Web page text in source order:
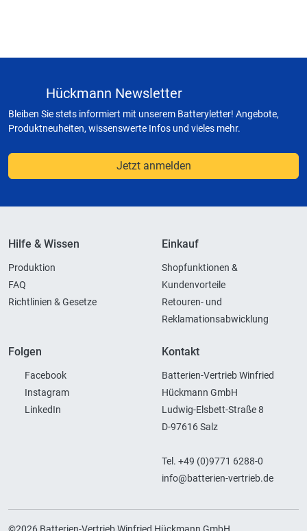
Hückmann Newsletter
Bleiben Sie stets informiert mit unserem Batteryletter! Angebote,
Produktneuheiten, wissenswerte Infos und vieles mehr.
Jetzt anmelden
Hilfe & Wissen
Produktion
FAQ
Richtlinien & Gesetze
Einkauf
Shopfunktionen &
Kundenvorteile
Retouren- und
Reklamationsabwicklung
Folgen
Facebook
Instagram
LinkedIn
Kontakt
Batterien-Vertrieb Winfried
Hückmann GmbH
Ludwig-Elsbett-Straße 8
D-97616 Salz
Tel. +49 (0)9771 6288-0
info@batterien-vertrieb.de